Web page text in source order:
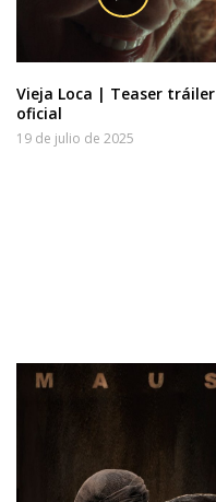
Vieja Loca | Teaser tráiler
oficial
19 de julio de 2025